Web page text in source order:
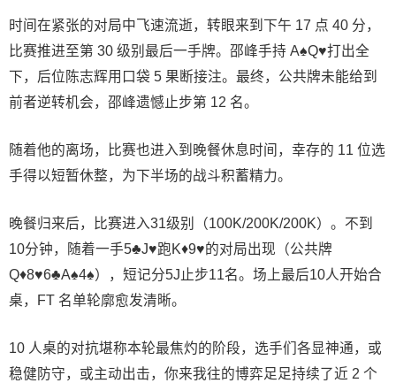
时间在紧张的对局中飞速流逝，转眼来到下午 17 点 40 分，
比赛推进至第 30 级别最后一手牌。邵峰手持 A♠Q♥打出全
下，后位陈志辉用口袋 5 果断接注。最终，公共牌未能给到
前者逆转机会，邵峰遗憾止步第 12 名。
随着他的离场，比赛也进入到晚餐休息时间，幸存的 11 位选
手得以短暂休整，为下半场的战斗积蓄精力。
晚餐归来后，比赛进入31级别（100K/200K/200K）。不到
10分钟，随着一手5♣J♥跑K♦9♥的对局出现（公共牌
Q♦8♥6♣A♠4♠），短记分5J止步11名。场上最后10人开始合
桌，FT 名单轮廓愈发清晰。
10 人桌的对抗堪称本轮最焦灼的阶段，选手们各显神通，或
稳健防守，或主动出击，你来我往的博弈足足持续了近 2 个